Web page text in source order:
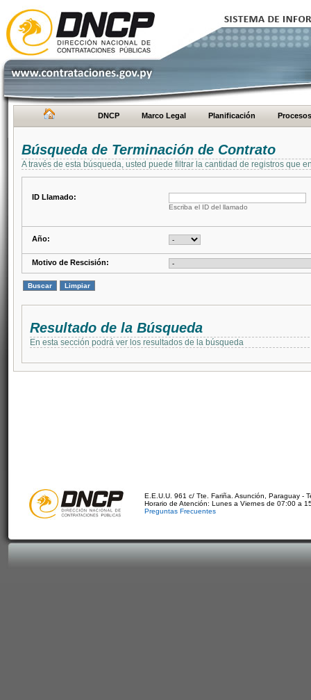
DNCP Marco Legal Planificación Procesos
Búsqueda de Terminación de Contrato
A través de esta búsqueda, usted puede filtrar la cantidad de registros que
ID Llamado:
Escriba el ID del llamado
Año:
Motivo de Rescisión:
Resultado de la Búsqueda
En esta sección podrá ver los resultados de la búsqueda
E.E.U.U. 961 c/ Tte. Fariña. Asunción, Paraguay -
Horario de Atención: Lunes a Viernes de 07:00 a
Preguntas Frecuentes